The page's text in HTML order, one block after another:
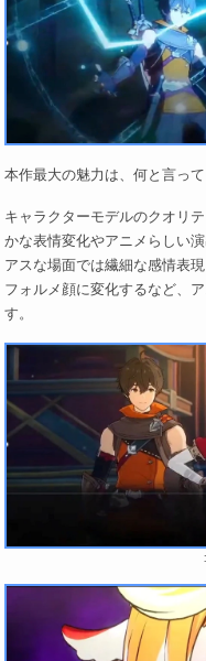
本作最大の魅力は、何と言っ
キャラクターモデルのクオリ
かな表情変化やアニメらしい
アスな場面では繊細な感情表
フォルメ顔に変化するなど、
す。